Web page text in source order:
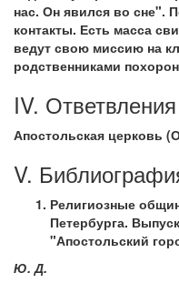
нас. Он явился во сне".
контакты. Есть масса
ведут свою миссию на
родственниками
IV. Ответвления
Апостольская церковь
V.
Религиозные
Петербурга.
"Апостольский
Ю. Д.